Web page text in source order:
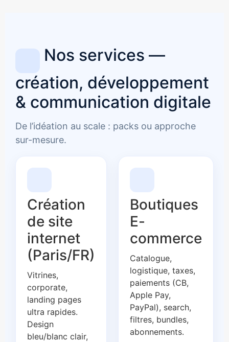
Nos services —
création, développement
& communication digitale
De l’idéation au scale : packs ou approche
sur-mesure.
Création
de site
internet
(Paris/FR)
Vitrines,
corporate,
landing pages
ultra rapides.
Design
bleu/blanc clair,
Boutiques
E-
commerce
Catalogue,
logistique, taxes,
paiements (CB,
Apple Pay,
PayPal), search,
filtres, bundles,
abonnements.